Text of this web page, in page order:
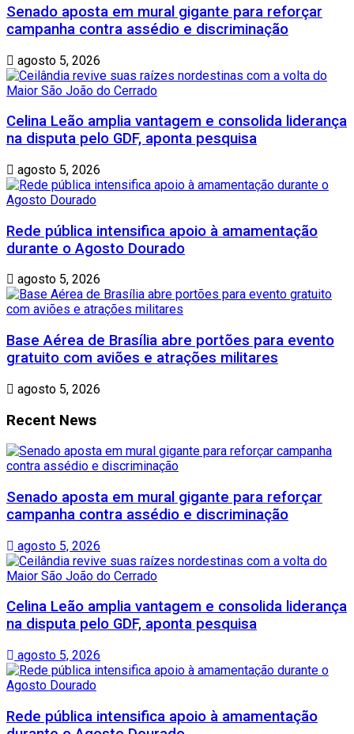
Senado aposta em mural gigante para reforçar
campanha contra assédio e discriminação
agosto 5, 2026
Celina Leão amplia vantagem e consolida liderança
na disputa pelo GDF, aponta pesquisa
agosto 5, 2026
Rede pública intensifica apoio à amamentação
durante o Agosto Dourado
agosto 5, 2026
Base Aérea de Brasília abre portões para evento
gratuito com aviões e atrações militares
agosto 5, 2026
Recent News
Senado aposta em mural gigante para reforçar
campanha contra assédio e discriminação
agosto 5, 2026
Celina Leão amplia vantagem e consolida liderança
na disputa pelo GDF, aponta pesquisa
agosto 5, 2026
Rede pública intensifica apoio à amamentação